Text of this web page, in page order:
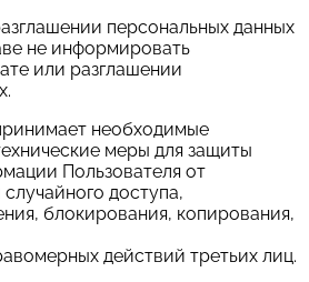
персональных данных
не информировать
или разглашении
необходимые
меры для защиты
Пользователя от
доступа,
блокирования, копирования,
действий третьих лиц.